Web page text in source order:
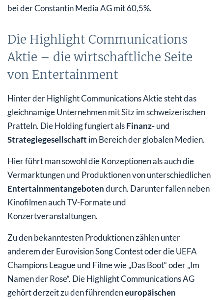
bei der Constantin Media AG mit 60,5%.
Die Highlight Communications
Aktie – die wirtschaftliche Seite
von Entertainment
Hinter der Highlight Communications Aktie steht das
gleichnamige Unternehmen mit Sitz im schweizerischen
Pratteln. Die Holding fungiert alsFinanz-und
Strategiegesellschaft im Bereich der globalen Medien.
Hier führt man sowohl die Konzeptionen als auch die
Vermarktungen und Produktionen von unterschiedlichen
Entertainmentangebotendurch. Darunter fallen neben
Kinofilmen auch TV-Formate und
Konzertveranstaltungen.
Zu den bekanntesten Produktionen zählen unter
anderem der Eurovision Song Contest oder die UEFA
Champions League und Filme wie „Das Boot“ oder „Im
Namen der Rose“. Die Highlight Communications AG
gehört derzeit zu den führendeneuropäischen